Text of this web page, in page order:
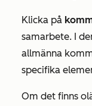
Klicka på
samarbete. I
allmänna
specifika
Om det finns